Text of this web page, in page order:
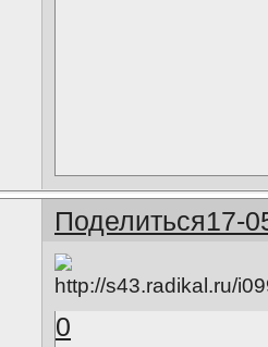
Поделиться17-
0